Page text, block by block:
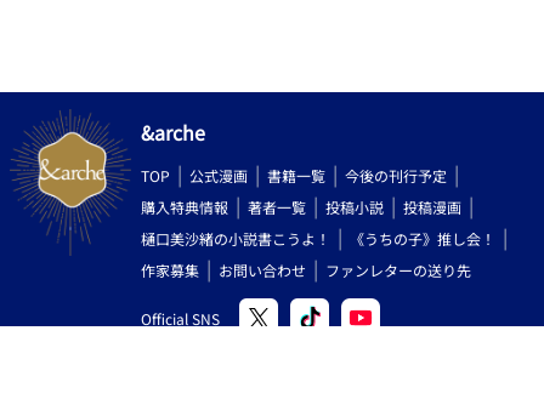
&arche
TOP 公式漫画 書籍一覧
今後の刊行予定
購入特典情報
著者一覧 投稿小説
投稿漫画
樋口美沙緒の小説書こうよ！
《うちの子》推し会！
作家募集
お問い合わせ ファンレターの送り先
Official SNS